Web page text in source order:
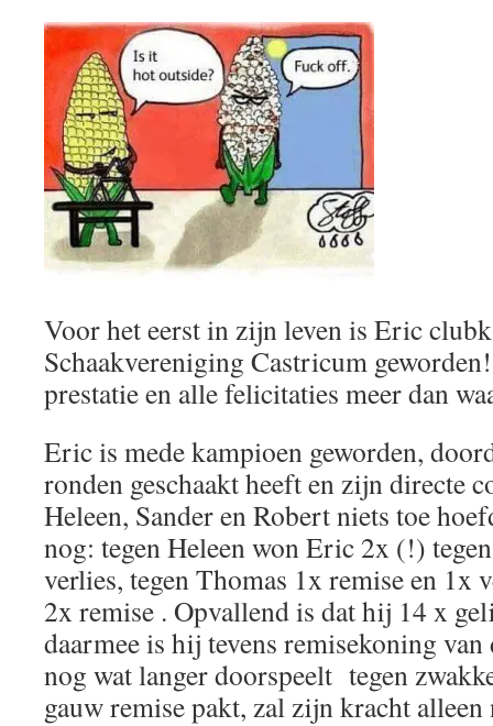
Voor het eerst in zijn leven is Eric
Schaakvereniging Castricum
prestatie en alle felicitaties meer dan
Eric is mede kampioen geworden,
ronden geschaakt heeft en zijn directe
Heleen, Sander en Robert niets toe
nog: tegen Heleen won Eric 2x (!)
verlies, tegen Thomas 1x remise en 1x
2x remise . Opvallend is dat hij 14 x
daarmee is hij tevens remisekoning
nog wat langer doorspeelt tegen
gauw remise pakt, zal zijn kracht alleen